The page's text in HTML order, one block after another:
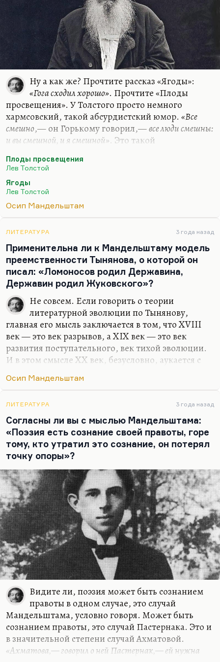
Ну а как же? Прочтите рассказ «Ягоды»:
«Гога сходил хорошо». Прочтите «Плоды
просвещения». У Толстого просто немного
хармсовский, такой абсурдистский юмор. «Все
смешно,— он Горькому говорил,—все люди смешны:
и вы смешной, и я смешной». Это такой
любил говорить:«Зачем шутить? И без того все
что ли, но довольо жесткий, по природе своей
юмора в поздней прозе, хотя это такой не юмор
Именно этим ему был близок Чехов, для которого
тоже абсурд был повседневностью. Или
повседневность была…
Плоды просвещения
Лев Толстой
Ягоды
Лев Толстой
Осип Мандельштам
ЛИТЕРАТУРА 3 года назад
Применительна ли к Мандельштаму модель
преемственности Тынянова, о которой он
писал: «Ломоносов родил Державина,
Державин родил Жуковского»?
Не совсем. Если говорить о теории
литературной эволюции по Тынянову,
главная его мысль заключается в том, что XVIII
век — это век разрывов, а XIX век — это век
развития поступательного, век тихой эволюции.
И в этом смысле XX век, безусловно, аукается с
традицию. Надо сказать, что и Мандельштам
тот «хаос иудейский», которого Мандельштам так
боялся и в который он погрузился, аукается,
конечно, с хаосом XVIII века. Потому что
стройность, золотой век, поступательность века
XIX, когда как раз преемственность очень
прослеживается, для XX века не характерна. И
неслучайно Марина Цветаева говорила
Мандельштаму:…
Осип Мандельштам
ЛИТЕРАТУРА 3 года назад
Согласны ли вы с мыслью Мандельштама:
«Поэзия есть сознание своей правоты, горе
тому, кто утратил это сознание, он потерял
точку опоры»?
Видите ли, поэзия может быть сознанием
правоты в одном случае, это случай
Мандельштама, условно говоря. Может быть
сознанием правоты, это случай Пастернака. Это и
в значительной степени случай Ахматовой.
«Ахматова,— говорил о ней Пастернак,— ей нужна